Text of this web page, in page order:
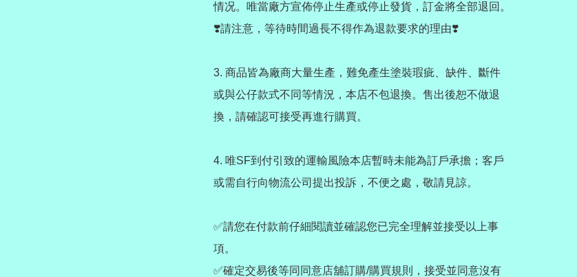
情况。唯當廠方宣佈停止生產或停止發貨，訂金將全部退回。
❣️請注意，等待時間過長不得作為退款要求的理由❣️
3. 商品皆為廠商大量生產，難免產生塗裝瑕疵、缺件、斷件
或與公仔款式不同等情況，本店不包退換。售出後恕不做退
換，請確認可接受再進行購買。
4. 唯SF到付引致的運輸風險本店暫時未能為訂戶承擔；客戶
或需自行向物流公司提出投訴，不便之處，敬請見諒。
✅請您在付款前仔細閱讀並確認您已完全理解並接受以上事
項。
✅確定交易後等同同意店舖訂購/購買規則，接受並同意沒有